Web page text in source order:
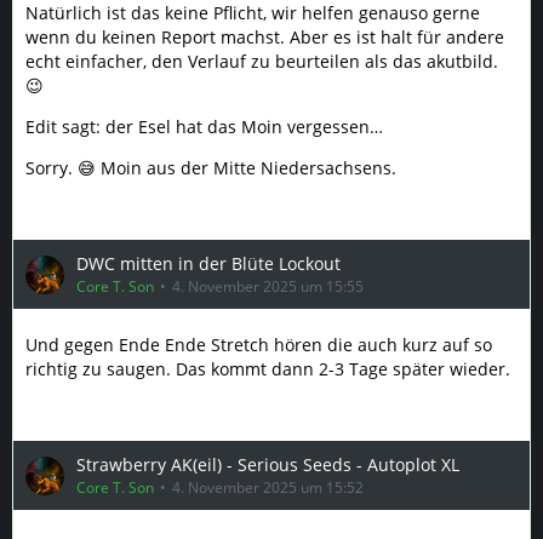
Natürlich ist das keine Pflicht, wir helfen genauso gerne
wenn du keinen Report machst. Aber es ist halt für andere
echt einfacher, den Verlauf zu beurteilen als das akutbild.
😉
Edit sagt: der Esel hat das Moin vergessen…
Sorry. 😅 Moin aus der Mitte Niedersachsens.
DWC mitten in der Blüte Lockout
Core T. Son 4. November 2025 um 15:55
Und gegen Ende Ende Stretch hören die auch kurz auf so
richtig zu saugen. Das kommt dann 2-3 Tage später wieder.
Strawberry AK(eil) - Serious Seeds - Autoplot XL
Core T. Son 4. November 2025 um 15:52